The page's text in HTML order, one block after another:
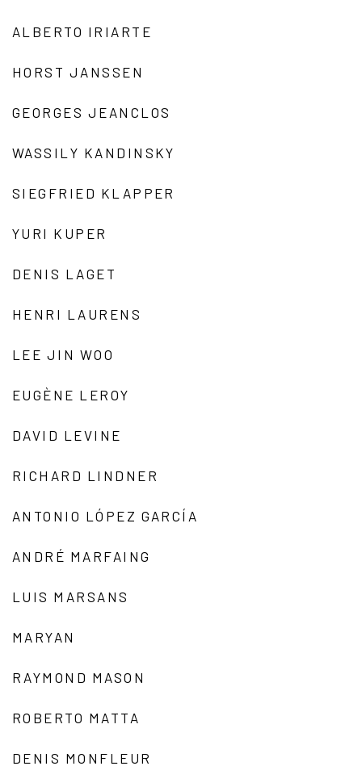
ALBERTO IRIARTE
HORST JANSSEN
GEORGES JEANCLOS
WASSILY KANDINSKY
SIEGFRIED KLAPPER
YURI KUPER
DENIS LAGET
HENRI LAURENS
LEE JIN WOO
EUGÈNE LEROY
DAVID LEVINE
RICHARD LINDNER
ANTONIO LÓPEZ GARCÍA
ANDRÉ MARFAING
LUIS MARSANS
MARYAN
RAYMOND MASON
ROBERTO MATTA
DENIS MONFLEUR